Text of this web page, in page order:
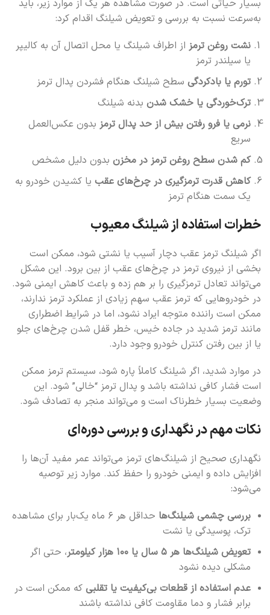
بسیار حیاتی است. در صورت مشاهده هر یک از موارد زیر، باید
به‌سرعت نسبت به بررسی و تعویض شیلنگ اقدام کرد:
نشت روغن ترمز از اطراف شیلنگ یا محل اتصال آن به کالیپر
یا سیلندر ترمز
تورم یا بادکردگی سطح شیلنگ هنگام فشردن پدال ترمز
ترک‌خوردگی یا خشک شدن بدنه شیلنگ
نرمی یا فرو رفتن بیش از حد پدال ترمز بدون عکس‌العمل
سریع
کم شدن سطح روغن ترمز در مخزن بدون دلیل مشخص
کاهش قدرت ترمزگیری در چرخ‌های عقب یا کشیدن خودرو به
یک سمت هنگام ترمز
خطرات استفاده از شیلنگ معیوب
اگر شیلنگ ترمز عقب دچار آسیب یا نشتی شود، ممکن است
بخشی از نیروی ترمز در چرخ‌های عقب از بین برود. این مشکل
می‌تواند تعادل ترمزگیری را بر هم زده و باعث کاهش ایمنی شود.
در خودروهایی که ترمز عقب سهم زیادی از عملکرد ترمز ندارند،
ممکن است راننده متوجه ایراد نشود، اما در شرایط اضطراری
مانند ترمز شدید در جاده خیس، خطر قفل شدن چرخ‌های جلو
یا از بین رفتن کنترل خودرو وجود دارد.
در موارد شدید، اگر شیلنگ کاملاً پاره شود، سیستم ترمز ممکن
است فشار کافی نداشته باشد و پدال ترمز “خالی” شود. این
وضعیت بسیار خطرناک است و می‌تواند منجر به تصادف شود.
نکات مهم در نگهداری و بررسی دوره‌ای
نگهداری صحیح از شیلنگ‌های ترمز می‌تواند عمر مفید آن‌ها را
افزایش داده و ایمنی خودرو را حفظ کند. موارد زیر توصیه
می‌شود:
بررسی چشمی شیلنگ‌ها
حداقل هر ۶ ماه یک‌بار برای مشاهده
ترک، پوسیدگی یا نشت
تعویض شیلنگ‌ها هر ۵ سال یا ۱۰۰ هزار کیلومتر
، حتی اگر
مشکلی دیده نشود
عدم استفاده از قطعات بی‌کیفیت یا تقلبی که ممکن است در
برابر فشار و دما مقاومت کافی نداشته باشند